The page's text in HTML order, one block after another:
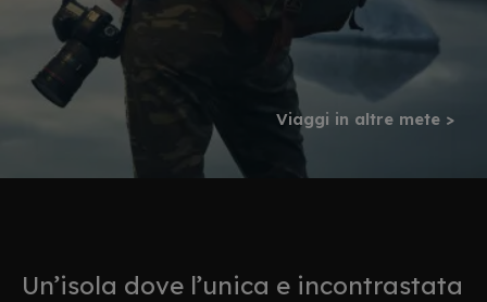
Viaggi in altre mete >
Un’isola dove l’unica e incontrastata